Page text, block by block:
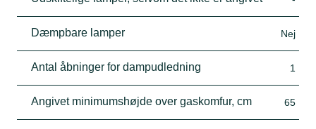
Dæmpbare lamper Nej
Antal åbninger for dampudledning 1
Angivet minimumshøjde over gaskomfur, cm 65